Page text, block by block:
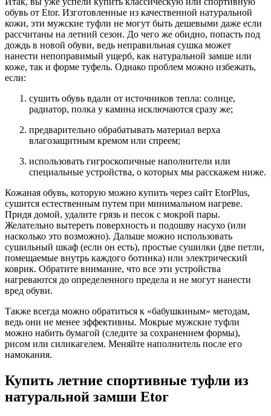
обувь от Etor. Изготовленные из качественной натуральной
кожи, эти мужские туфли не могут быть дешевыми даже если
рассчитаны на летний сезон. До чего же обидно, попасть под
дождь в новой обуви, ведь неправильная сушка может
нанести непоправимый ущерб, как натуральной замше или
коже, так и форме туфель. Однако проблем можно избежать,
если:
сушить обувь вдали от источников тепла: солнце,
радиатор, полка у камина исключаются сразу же;
предварительно обрабатывать материал верха
влагозащитным кремом или спреем;
использовать гигроскопичные наполнители или
специальные устройства, о которых мы расскажем ниже.
Кожаная обувь, которую можно купить через сайт EtorPlus,
сушится естественным путем при минимальном нагреве.
Придя домой, удалите грязь и песок с мокрой пары.
Желательно вытереть поверхность и подошву насухо (или
насколько это возможно). Дальше можно использовать
сушильный шкаф (если он есть), простые сушилки (две петли,
помещаемые внутрь каждого ботинка) или электрический
коврик. Обратите внимание, что все эти устройства
нагреваются до определенного предела и не могут нанести
вред обуви.
Также всегда можно обратиться к «бабушкиным» методам,
ведь они не менее эффективны. Мокрые мужские туфли
можно набить бумагой (следите за сохранением формы),
рисом или силикагелем. Меняйте наполнитель после его
намокания.
Купить летние спортивные туфли из
натуральной замши Etor